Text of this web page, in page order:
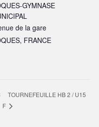
GYMNASE
de la gare
, FRANCE
TOURNEFEUILLE HB 2 / U15
F